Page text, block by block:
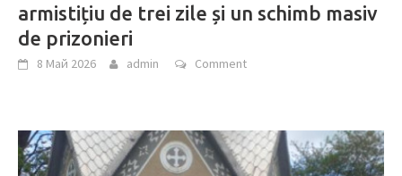
armistițiu de trei zile și un schimb masiv
de prizonieri
8 Май 2026 admin Comment